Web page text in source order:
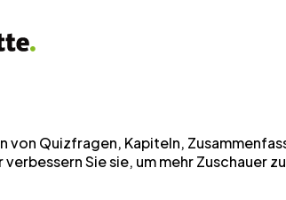
Quizfragen, Kapiteln,
Sie sie, um mehr Zuschauer